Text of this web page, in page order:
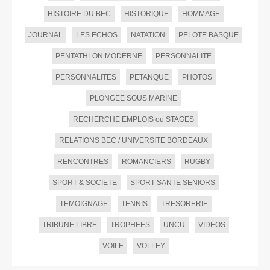
HISTOIRE DU BEC HISTORIQUE HOMMAGE
JOURNAL LES ECHOS NATATION PELOTE BASQUE
PENTATHLON MODERNE PERSONNALITE
PERSONNALITES PETANQUE PHOTOS
PLONGEE SOUS MARINE
RECHERCHE EMPLOIS ou STAGES
RELATIONS BEC / UNIVERSITE BORDEAUX
RENCONTRES ROMANCIERS RUGBY
SPORT & SOCIETE SPORT SANTE SENIORS
TEMOIGNAGE TENNIS TRESORERIE
TRIBUNE LIBRE TROPHEES UNCU VIDEOS
VOILE VOLLEY